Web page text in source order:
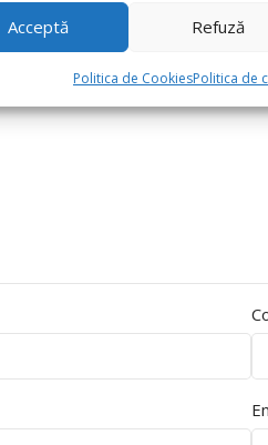
Acceptă Refuză
Politica de CookiesPolitica de